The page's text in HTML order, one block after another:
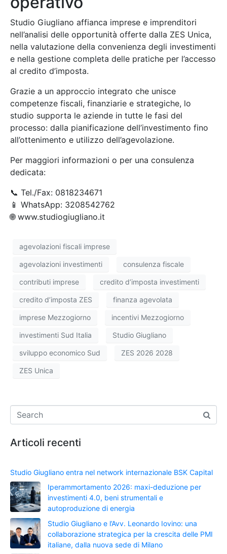
Studio Giugliano affianca imprese e imprenditori
nell’analisi delle opportunità offerte dalla ZES Unica,
nella valutazione della convenienza degli investimenti
e nella gestione completa delle pratiche per l’accesso
al credito d’imposta.
Grazie a un approccio integrato che unisce
competenze fiscali, finanziarie e strategiche, lo
studio supporta le aziende in tutte le fasi del
processo: dalla pianificazione dell’investimento fino
all’ottenimento e utilizzo dell’agevolazione.
Per maggiori informazioni o per una consulenza
dedicata:
📞 Tel./Fax: 0818234671
📱 WhatsApp: 3208542762
🌐 www.studiogiugliano.it
agevolazioni fiscali imprese
agevolazioni investimenti consulenza fiscale
contributi imprese credito d’imposta investimenti
credito d’imposta ZES finanza agevolata
imprese Mezzogiorno incentivi Mezzogiorno
investimenti Sud Italia Studio Giugliano
sviluppo economico Sud ZES 2026 2028
ZES Unica
Articoli recenti
Studio Giugliano entra nel network internazionale BSK Capital
Iperammortamento 2026: maxi-deduzione per
investimenti 4.0, beni strumentali e
autoproduzione di energia
Studio Giugliano e l’Avv. Leonardo Iovino: una
collaborazione strategica per la crescita delle PMI
italiane, dalla nuova sede di Milano